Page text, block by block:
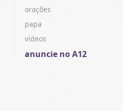
orações
papa
vídeos
anuncie no A12